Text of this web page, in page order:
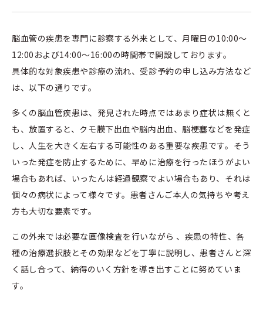
脳血管の疾患を専門に診察する外来として、月曜日の10:00～
12:00および14:00～16:00の時間帯で開設しております。
具体的な対象疾患や診療の流れ、受診予約の申し込み方法など
は、以下の通りです。
多くの脳血管疾患は、発見された時点ではあまり症状は無くと
も、放置すると、クモ膜下出血や脳内出血、脳梗塞などを発症
し、人生を大きく左右する可能性のある重要な疾患です。そう
いった発症を防止するために、早めに治療を行ったほうがよい
場合もあれば、いったんは経過観察でよい場合もあり、それは
個々の病状によって様々です。患者さんご本人の気持ちや考え
方も大切な要素です。
この外来では必要な画像検査を行いながら 、疾患の特性、各
種の治療選択肢とその効果などを丁寧に説明し、患者さんと深
く話し合って、納得のいく方針を導き出すことに努めていま
す。